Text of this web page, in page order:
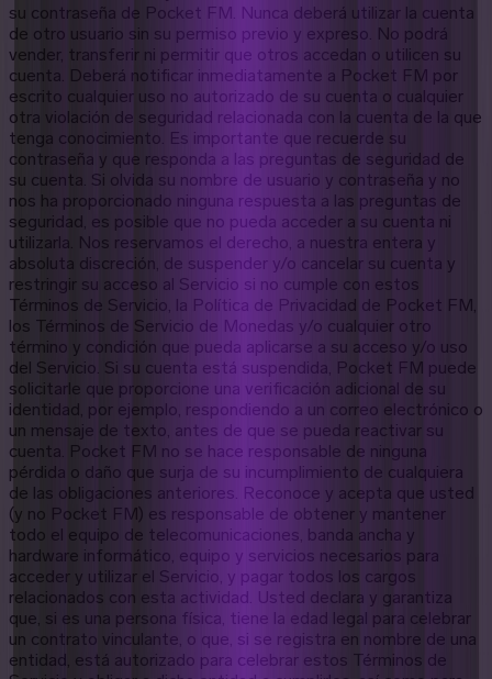
su contraseña de Pocket FM. Nunca deberá utilizar la cuenta
de otro usuario sin su permiso previo y expreso. No podrá
vender, transferir ni permitir que otros accedan o utilicen su
cuenta. Deberá notificar inmediatamente a Pocket FM por
escrito cualquier uso no autorizado de su cuenta o cualquier
otra violación de seguridad relacionada con la cuenta de la que
tenga conocimiento. Es importante que recuerde su
contraseña y que responda a las preguntas de seguridad de
su cuenta. Si olvida su nombre de usuario y contraseña y no
nos ha proporcionado ninguna respuesta a las preguntas de
seguridad, es posible que no pueda acceder a su cuenta ni
utilizarla. Nos reservamos el derecho, a nuestra entera y
absoluta discreción, de suspender y/o cancelar su cuenta y
restringir su acceso al Servicio si no cumple con estos
Términos de Servicio, la Política de Privacidad de Pocket FM,
los Términos de Servicio de Monedas y/o cualquier otro
término y condición que pueda aplicarse a su acceso y/o uso
del Servicio. Si su cuenta está suspendida, Pocket FM puede
solicitarle que proporcione una verificación adicional de su
identidad, por ejemplo, respondiendo a un correo electrónico o
un mensaje de texto, antes de que se pueda reactivar su
cuenta. Pocket FM no se hace responsable de ninguna
pérdida o daño que surja de su incumplimiento de cualquiera
de las obligaciones anteriores. Reconoce y acepta que usted
(y no Pocket FM) es responsable de obtener y mantener
todo el equipo de telecomunicaciones, banda ancha y
hardware informático, equipo y servicios necesarios para
acceder y utilizar el Servicio, y pagar todos los cargos
relacionados con esta actividad. Usted declara y garantiza
que, si es una persona física, tiene la edad legal para celebrar
un contrato vinculante, o que, si se registra en nombre de una
entidad, está autorizado para celebrar estos Términos de